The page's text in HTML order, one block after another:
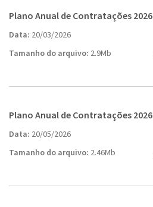
Plano Anual de Contratações 2026
Data: 20/03/2026
Tamanho do arquivo: 2.9Mb
Plano Anual de Contratações 2026
Data: 20/05/2026
Tamanho do arquivo: 2.46Mb